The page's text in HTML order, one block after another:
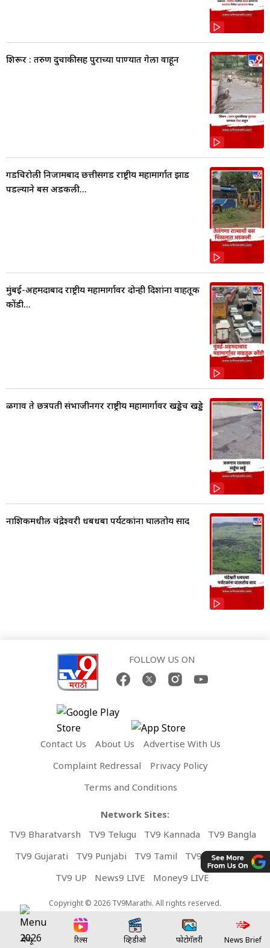
शिरूर : तरुण दुचाकीसह पुराच्या पाण्यात गेला वाहून
गडचिरोली निजामबाद छत्तीसगड राष्ट्रीय महामार्गात झाड
पडल्याने बस अडकली...
मुंबई-अहमदाबाद राष्ट्रीय महामार्गावर दोन्ही दिशांना वाहतूक
कोंडी...
ळगाव ते छत्रपती संभाजीनगर राष्ट्रीय महामार्गावर खड्डेच खड्डे
नाशिकमधील चंद्रेश्वरी धबधबा पर्यटकांना घालतोय साद
FOLLOW US ON
Contact Us About Us
Advertise With Us
Complaint Redressal
Privacy Policy
Terms and Conditions
Network Sites:
TV9 Bharatvarsh
TV9 Telugu TV9 Kannada
TV9 Bangla
TV9 Gujarati
TV9 Punjabi TV9 Tamil
TV9 Malayalam
TV9 UP
News9 LIVE Money9 LIVE
Copyright © 2026 TV9Marathi. All rights reserved.
मेन्यू रिल्स व्हिडीओ फोटोगॅलरी News Brief